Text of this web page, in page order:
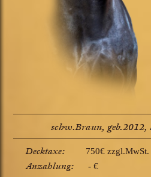
schw.Braun, geb.2012,
Decktaxe: 750€
Anzahlung: - €